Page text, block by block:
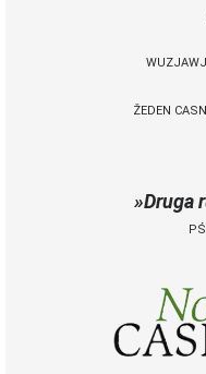
Druga
ŽEDEN